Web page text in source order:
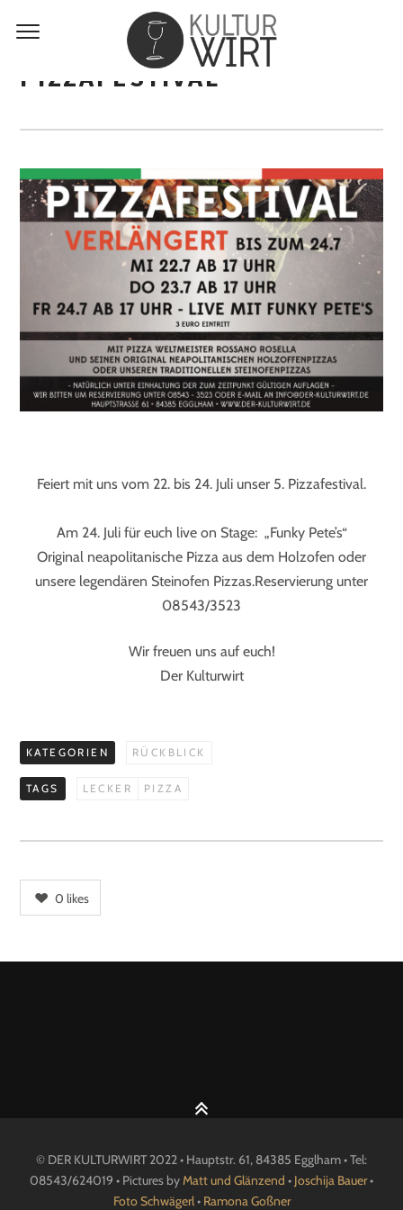
PIZZAFESTIVAL
Feiert mit uns vom 22. bis 24. Juli unser 5. Pizzafestival.
Am 24. Juli für euch live on Stage: „Funky Pete’s“
Original neapolitanische Pizza aus dem Holzofen oder
unsere legendären Steinofen Pizzas.Reservierung unter
08543/3523
Wir freuen uns auf euch!
Der Kulturwirt
KATEGORIEN RÜCKBLICK
TAGS LECKER PIZZA
0 likes
© DER KULTURWIRT 2022 • Hauptstr. 61, 84385 Egglham • Tel:
08543/624019 • Pictures byMatt und Glänzend • Joschija Bauer•
Foto Schwägerl• Ramona Goßner